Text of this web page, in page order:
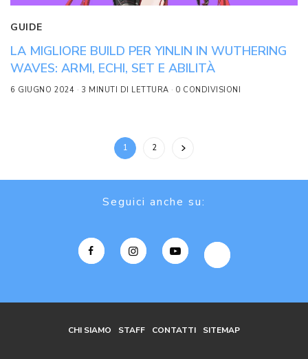
GUIDE
LA MIGLIORE BUILD PER YINLIN IN WUTHERING
WAVES: ARMI, ECHI, SET E ABILITÀ
6 GIUGNO 2024 3 MINUTI DI LETTURA 0 CONDIVISIONI
1 2
Seguici anche su:
CHI SIAMO STAFF CONTATTI SITEMAP